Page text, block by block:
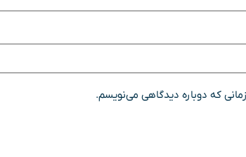
که دوباره دیدگاهی می‌نویسم.